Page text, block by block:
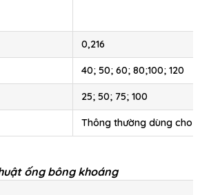
0,216
40; 50; 60; 80;100; 120
25; 50; 75; 100
Thông thường dùng cho
ống bông khoáng